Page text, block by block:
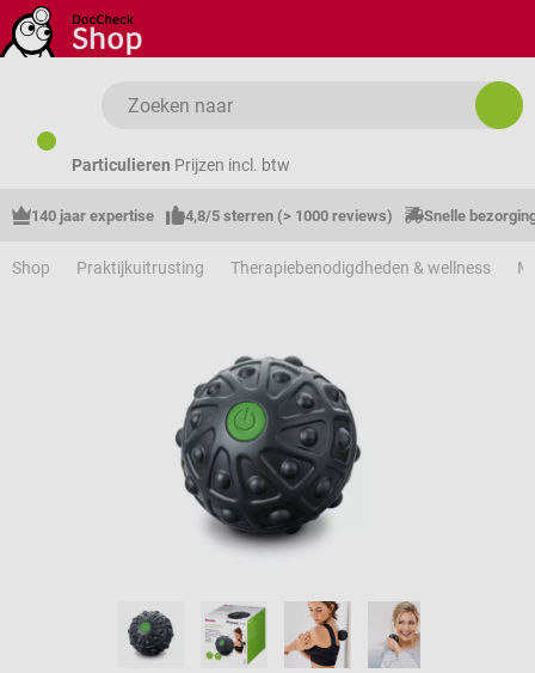
Ga naar de hoofdinhoud
Particulieren Prijzen incl. btw
140 jaar expertise 4,8/5 sterren (> 1000 reviews) Snelle
Shop Praktijkuitrusting Therapiebenodigdheden & wellness